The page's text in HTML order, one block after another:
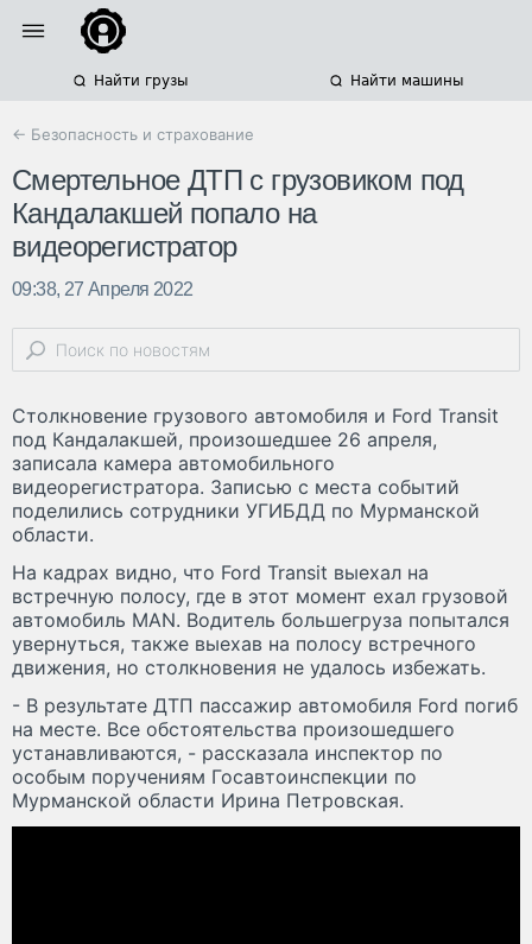
Найти грузы Найти машины
← Безопасность и страхование
Смертельное ДТП с грузовиком под
Кандалакшей попало на
видеорегистратор
09:38, 27 Апреля 2022
Столкновение грузового автомобиля и Ford Transit
под Кандалакшей, произошедшее 26 апреля,
записала камера автомобильного
видеорегистратора. Записью с места событий
поделились сотрудники УГИБДД по Мурманской
области.
На кадрах видно, что Ford Transit выехал на
встречную полосу, где в этот момент ехал грузовой
автомобиль MAN. Водитель большегруза попытался
увернуться, также выехав на полосу встречного
движения, но столкновения не удалось избежать.
- В результате ДТП пассажир автомобиля Ford погиб
на месте. Все обстоятельства произошедшего
устанавливаются, - рассказала инспектор по
особым поручениям Госавтоинспекции по
Мурманской области Ирина Петровская.